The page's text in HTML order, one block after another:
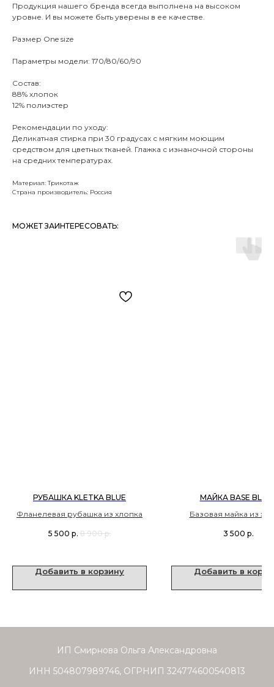
Продукция нашего бренда всегда выполнена на высоком
уровне. И вы можете быть уверены в ее качестве.
Размер One size
Параметры модели: 170/80/60/90
Состав:
88% хлопок
12% полиэстер
Рекомендации по уходу:
Деликатная стирка при 30 градусах с мягким моющим
средством для цветных тканей. Глажка с изнаночной стороны
на средних температурах.
Материал: Трикотаж
Страна производитель: Россия
МОЖЕТ ЗАИНТЕРЕСОВАТЬ:
РУБАШКА KLETKA BLUE
Фланелевая рубашка из хлопка
5 500 р. 8 900 р.
Добавить в корзину
МАЙКА BASE
Базовая майка из
3 500 р.
Добавить в
ИП Смирнова Ольга Александровна
ИНН 504807989746, ОГРНИП 324774600540813